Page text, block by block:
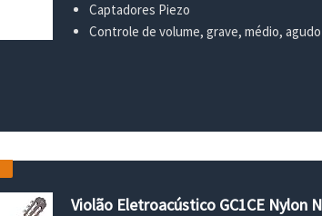
Captadores Piezo
Controle de volume, grave, médio,
Violão Eletroacústico GC1CE Nylon